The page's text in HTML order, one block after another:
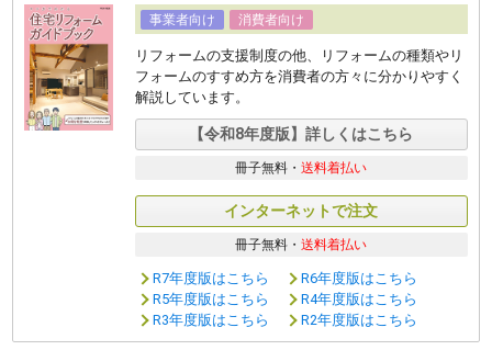
事業者向け 消費者向け
リフォームの支援制度の他、リフォームの種類やリ
フォームのすすめ方を消費者の方々に分かりやすく
解説しています。
【令和8年度版】詳しくはこちら
冊子無料・送料着払い
インターネットで注文
冊子無料・送料着払い
R7年度版はこちら
R6年度版はこちら
R5年度版はこちら
R4年度版はこちら
R3年度版はこちら
R2年度版はこちら